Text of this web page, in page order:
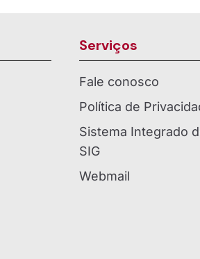
Serviços
Fale conosco
Política de
Sistema Integrado
SIG
Webmail